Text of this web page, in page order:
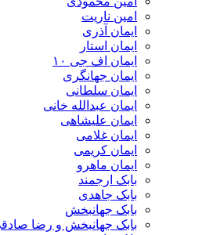
امین ناریت
ایمان آذری
ایمان استار
ایمان اف جی ۱۰
ایمان جهانگری
ایمان سلطانی
ایمان عبدالله خانی
ایمان علیشاهی
ایمان غلامی
ایمان کریمی
ایمان ماهرو
بابک ارجمند
بابک جاهدی
بابک جهانبخش
بابک جهانبخش و رضا